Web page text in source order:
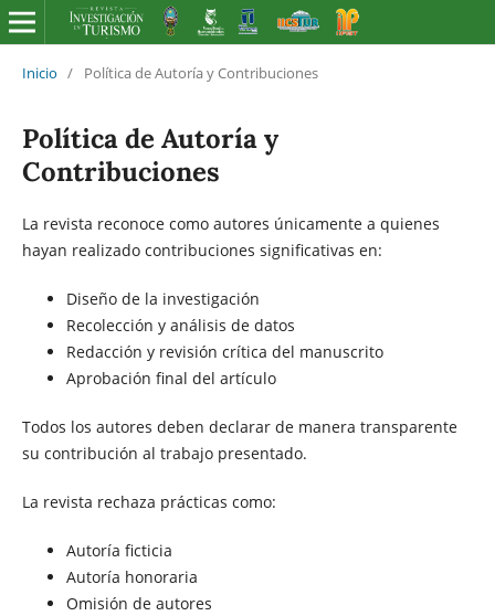
Inicio / Política de Autoría y Contribuciones
Política de Autoría y
Contribuciones
La revista reconoce como autores únicamente a quienes
hayan realizado contribuciones significativas en:
Diseño de la investigación
Recolección y análisis de datos
Redacción y revisión crítica del manuscrito
Aprobación final del artículo
Todos los autores deben declarar de manera transparente
su contribución al trabajo presentado.
La revista rechaza prácticas como:
Autoría ficticia
Autoría honoraria
Omisión de autores